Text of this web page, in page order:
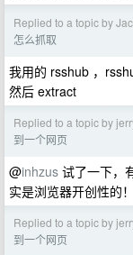
Replied to a topic by
怎么抓取
我用的 rsshub ，
然后 extract
Replied to a topic by
到一个网页
@inhzus 试了一下，
实是浏览器开创性的！
Replied to a topic by
到一个网页